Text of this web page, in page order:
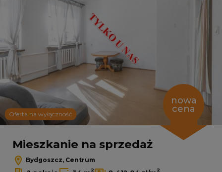
Oferta na wyłączność
nowa
cena
Mieszkanie na sprzedaż
Bydgoszcz, Centrum
2 2